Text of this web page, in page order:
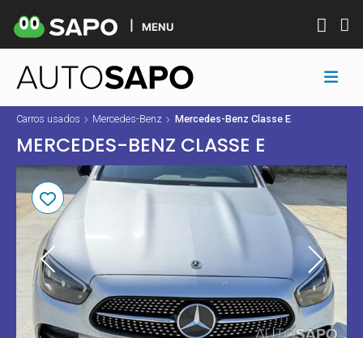
MENU
Carros usados Mercedes-Benz Mercedes-Benz Classe E
MERCEDES-BENZ CLASSE E